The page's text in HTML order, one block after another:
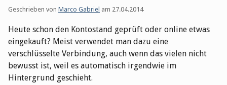
Geschrieben von Marco Gabriel am 27.04.2014
Heute schon den Kontostand geprüft oder online etwas
eingekauft? Meist verwendet man dazu eine
verschlüsselte Verbindung, auch wenn das vielen nicht
bewusst ist, weil es automatisch irgendwie im
Hintergrund geschieht.